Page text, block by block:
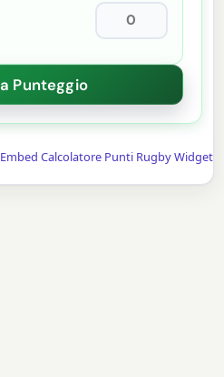
Embed Calcolatore Punti Rugby Widget